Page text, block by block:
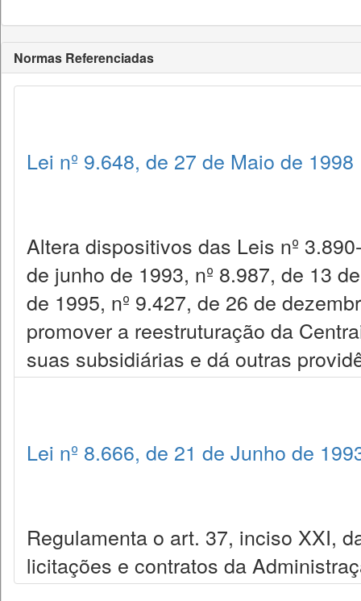
Normas Referenciadas
Lei nº 9.648, de 27 de Maio de 1998
Altera dispositivos das Leis nº
de junho de 1993, nº 8.987, de 13
de 1995, nº 9.427, de 26 de
promover a reestruturação da
suas subsidiárias e dá outras
Lei nº 8.666, de 21 de Junho de
Regulamenta o art. 37, inciso XXI,
licitações e contratos da